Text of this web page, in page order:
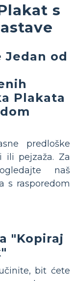
s
Jedan od
Plakata
predloške
ili pejzaža. Za
naš
s rasporedom
"Kopiraj
bit ćete